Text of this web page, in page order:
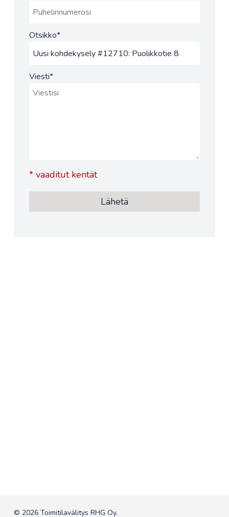
Otsikko*
Viesti*
*vaaditut kentät
© 2026 Toimitilavälitys RHG Oy.